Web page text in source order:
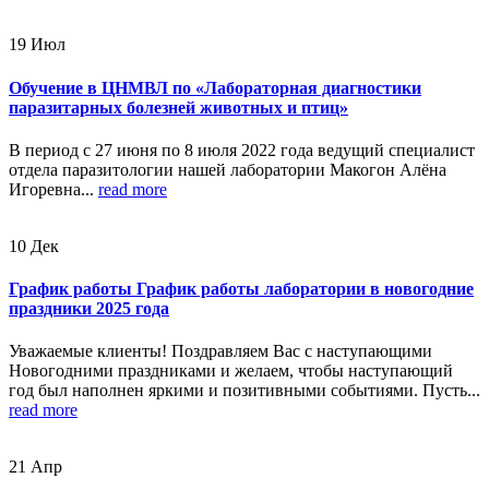
19 Июл
Обучение в ЦНМВЛ по «Лабораторная диагностики
паразитарных болезней животных и птиц»
В период с 27 июня по 8 июля 2022 года ведущий специалист
отдела паразитологии нашей лаборатории Макогон Алёна
Игоревна... read more
10 Дек
График работы График работы лаборатории в новогодние
праздники 2025 года
Уважаемые клиенты! Поздравляем Вас с наступающими
Новогодними праздниками и желаем, чтобы наступающий
год был наполнен яркими и позитивными событиями. Пусть...
read more
21 Апр